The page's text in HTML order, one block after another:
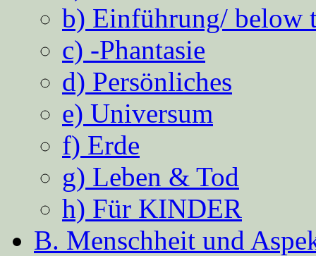
b) Einführung/ below
c) -Phantasie
d) Persönliches
e) Universum
f) Erde
g) Leben & Tod
h) Für KINDER
B. Menschheit und